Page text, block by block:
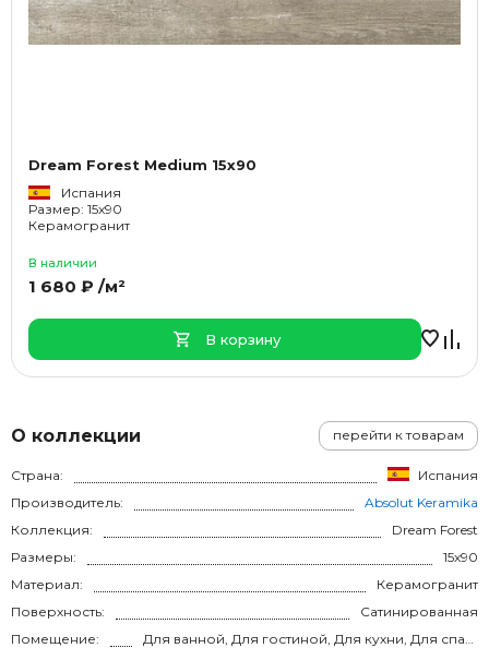
О коллекции перейти к товарам
Страна:
Испания
Производитель:
Absolut Keramika
Коллекция:
Dream Forest
Размеры:
15x90
Материал:
Керамогранит
Поверхность:
Сатинированная
Помещение:
Для ванной, Для гостиной, Для кухни, Для спальни, на теплый пол
Dream Forest Medium 15x90
Испания
Размер: 15x90
Керамогранит
В наличии
1 680 ₽ /м²
В корзину